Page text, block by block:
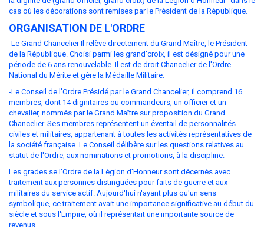
cas où les décorations sont remises par le Président de la République.
ORGANISATION DE L'ORDRE
-Le Grand Chancelier Il relève directement du Grand Maître, le Président
de la République. Choisi parmi les grand'croix, il est désigné pour une
période de 6 ans renouvelable. Il est de droit Chancelier de l'Ordre
National du Mérite et gère la Médaille Militaire.
-Le Conseil de l'Ordre Présidé par le Grand Chancelier, il comprend 16
membres, dont 14 dignitaires ou commandeurs, un officier et un
chevalier, nommés par le Grand Maître sur proposition du Grand
Chancelier. Ses membres représentent un éventail de personnalités
civiles et militaires, appartenant à toutes les activités représentatives de
la société française. Le Conseil délibère sur les questions relatives au
statut de l'Ordre, aux nominations et promotions, à la discipline.
Les grades se l'Ordre de la Légion d'Honneur sont décernés avec
traitement aux personnes distinguées pour faits de guerre et aux
militaires du service actif. Aujourd'hui n'ayant plus qu'un sens
symbolique, ce traitement avait une importance significative au début du
siècle et sous l'Empire, où il représentait une importante source de
revenus.